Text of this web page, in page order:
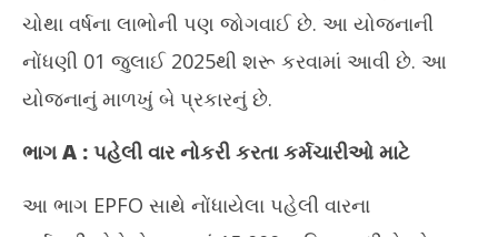
ચોથા વર્ષના લાભોની પણ જોગવાઈ છે. આ યોજનાની
નોંધણી 01 જુલાઈ 2025થી શરૂ કરવામાં આવી છે. આ
યોજનાનું માળખું બે પ્રકારનું છે.
ભાગ A : પહેલી વાર નોકરી કરતા કર્મચારીઓ માટે
આ ભાગ EPFO સાથે નોંધાયેલા પહેલી વારના